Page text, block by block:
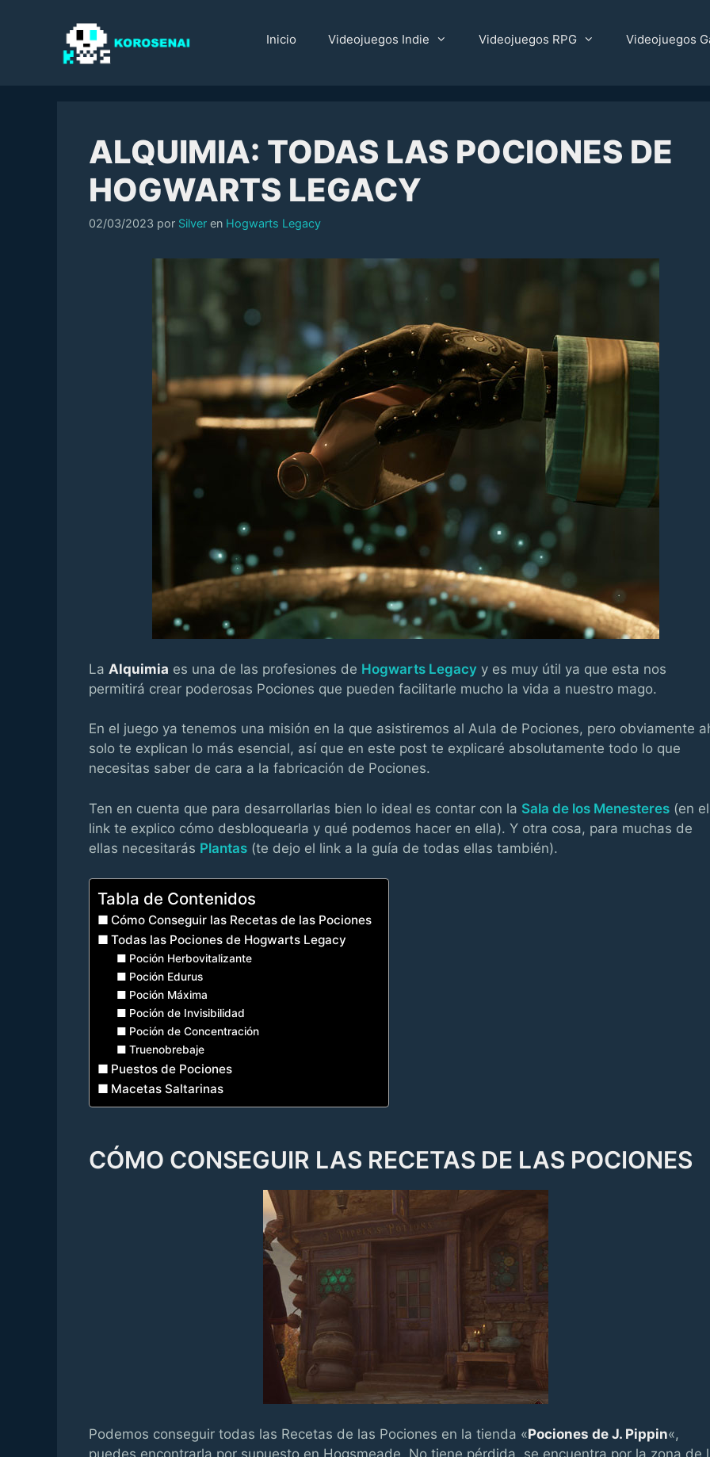
Inicio Videojuegos Indie Videojuegos RPG Videojuegos
ALQUIMIA: TODAS LAS POCIONES DE
HOGWARTS LEGACY
02/03/2023 por Silver en Categorías
Hogwarts Legacy
La Alquimia es una de las profesiones de Hogwarts Legacy y es muy útil ya que esta nos
permitirá crear poderosas Pociones que pueden facilitarle mucho la vida a nuestro mago.
En el juego ya tenemos una misión en la que asistiremos al Aula de Pociones, pero obviamente
solo te explican lo más esencial, así que en este post te explicaré absolutamente todo lo que
necesitas saber de cara a la fabricación de Pociones.
Ten en cuenta que para desarrollarlas bien lo ideal es contar con la Sala de los Menesteres (en el
link te explico cómo desbloquearla y qué podemos hacer en ella). Y otra cosa, para muchas de
ellas necesitarás Plantas (te dejo el link a la guía de todas ellas también).
Tabla de Contenidos
Cómo Conseguir las Recetas de las Pociones
Todas las Pociones de Hogwarts Legacy
Poción Herbovitalizante
Poción Edurus
Poción Máxima
Poción de Invisibilidad
Poción de Concentración
Truenobrebaje
Puestos de Pociones
Macetas Saltarinas
CÓMO CONSEGUIR LAS RECETAS DE LAS POCIONES
Podemos conseguir todas las Recetas de las Pociones en la tienda «Pociones de J. Pippin«,
puedes encontrarla por supuesto en Hogsmeade. No tiene pérdida, se encuentra por la zona de